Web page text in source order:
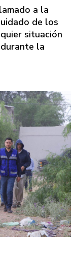
a la
de los
situación
la